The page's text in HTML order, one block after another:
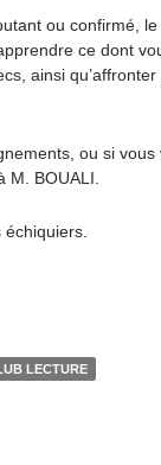
ou confirmé, le
ce dont
ainsi
ou si
M. BOUALI.
LECTURE